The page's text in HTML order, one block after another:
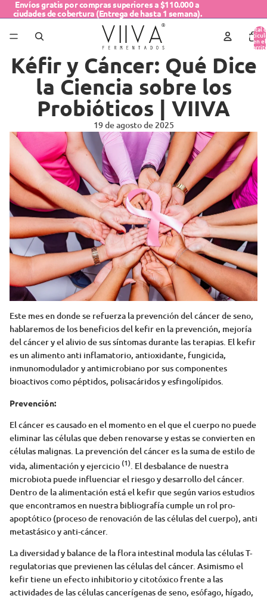
Envíos gratis por compras superiores a $110.000 a
ciudades de cobertura (Entrega de hasta 1 semana).
Total
en el
0
Kéfir y Cáncer: Qué Dice
la Ciencia sobre los
Probióticos | VIIVA
19 de agosto de 2025
Este mes en donde se refuerza la prevención del cáncer de seno,
hablaremos de los beneficios del kefir en la prevención, mejoría
del cáncer y el alivio de sus síntomas durante las terapias. El kefir
es un alimento anti inflamatorio, antioxidante, fungicida,
inmunomodulador y antimicrobiano por sus componentes
bioactivos como péptidos, polisacáridos y esfingolípidos.
Prevención:
El cáncer es causado en el momento en el que el cuerpo no puede
eliminar las células que deben renovarse y estas se convierten en
células malignas. La prevención del cáncer es la suma de estilo de
vida, alimentación y ejercicio (1). El desbalance de nuestra
microbiota puede influenciar el riesgo y desarrollo del cáncer.
Dentro de la alimentación está el kefir que según varios estudios
que encontramos en nuestra bibliografía cumple un rol pro-
apoptótico (proceso de renovación de las células del cuerpo), anti
metastásico y anti-cáncer.
La diversidad y balance de la flora intestinal modula las células T-
regulatorias que previenen las células del cáncer. Asimismo el
kefir tiene un efecto inhibitorio y citotóxico frente a las
actividades de las células cancerígenas de seno, esófago, hígado,